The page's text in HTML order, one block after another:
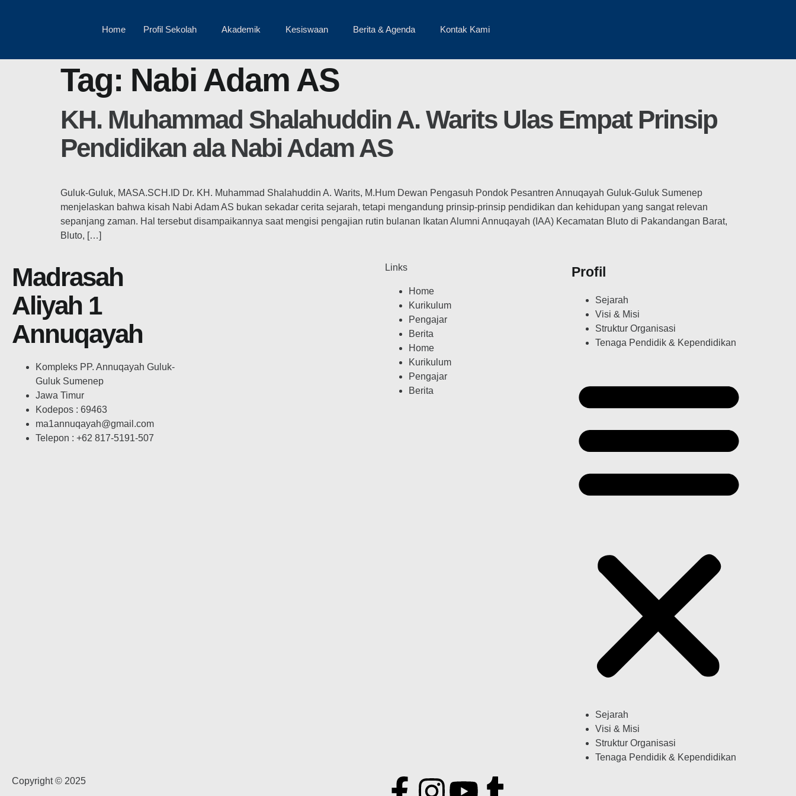
Home Profil Sekolah Akademik Kesiswaan Berita & Agenda Kontak Kami
Tag: Nabi Adam AS
KH. Muhammad Shalahuddin A. Warits Ulas Empat Prinsip
Pendidikan ala Nabi Adam AS
Guluk-Guluk, MASA.SCH.ID Dr. KH. Muhammad Shalahuddin A. Warits, M.Hum Dewan Pengasuh Pondok Pesantren Annuqayah Guluk-Guluk Sumenep
menjelaskan bahwa kisah Nabi Adam AS bukan sekadar cerita sejarah, tetapi mengandung prinsip-prinsip pendidikan dan kehidupan yang sangat relevan
sepanjang zaman. Hal tersebut disampaikannya saat mengisi pengajian rutin bulanan Ikatan Alumni Annuqayah (IAA) Kecamatan Bluto di Pakandangan Barat,
Bluto, […]
Madrasah
Aliyah 1
Annuqayah
Kompleks PP. Annuqayah Guluk-
Guluk Sumenep
Jawa Timur
Kodepos : 69463
ma1annuqayah@gmail.com
Telepon : +62 817-5191-507
Links
Home
Kurikulum
Pengajar
Berita
Home
Kurikulum
Pengajar
Berita
Profil
Sejarah
Visi & Misi
Struktur Organisasi
Tenaga Pendidik & Kependidikan
Sejarah
Visi & Misi
Struktur Organisasi
Tenaga Pendidik & Kependidikan
Copyright © 2025